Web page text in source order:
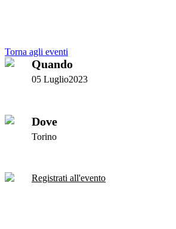
Torna agli eventi
Quando
05 Luglio2023
Dove
Torino
Registrati all'evento